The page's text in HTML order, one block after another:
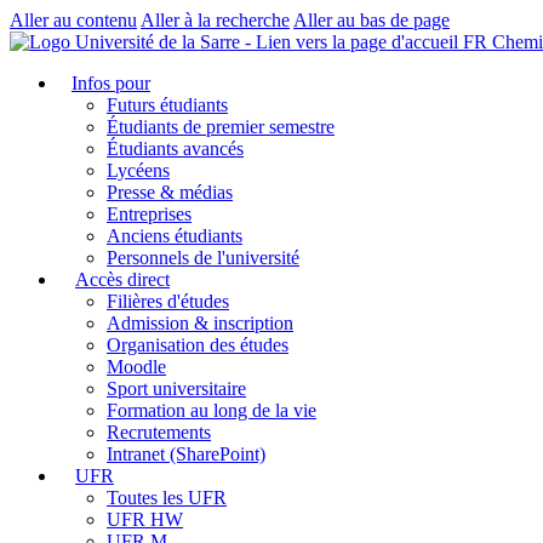
Aller au contenu Aller à la recherche Aller au bas de page
FR
Infos pour
Futurs étudiants
Étudiants de premier semestre
Étudiants avancés
Lycéens
Presse & médias
Entreprises
Anciens étudiants
Personnels de l'université
Accès direct
Filières d'études
Admission & inscription
Organisation des études
Moodle
Sport universitaire
Formation au long de la vie
Recrutements
Intranet (SharePoint)
UFR
Toutes les UFR
UFR HW